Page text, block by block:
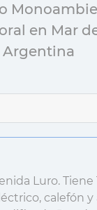
en Mar
Argentina
Luro. Tiene
calefón y